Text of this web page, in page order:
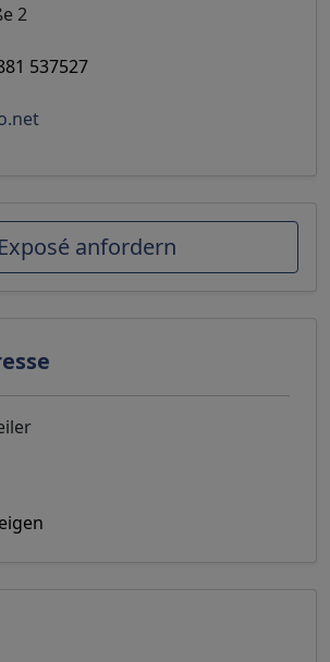
2
537527
Exposé anfordern